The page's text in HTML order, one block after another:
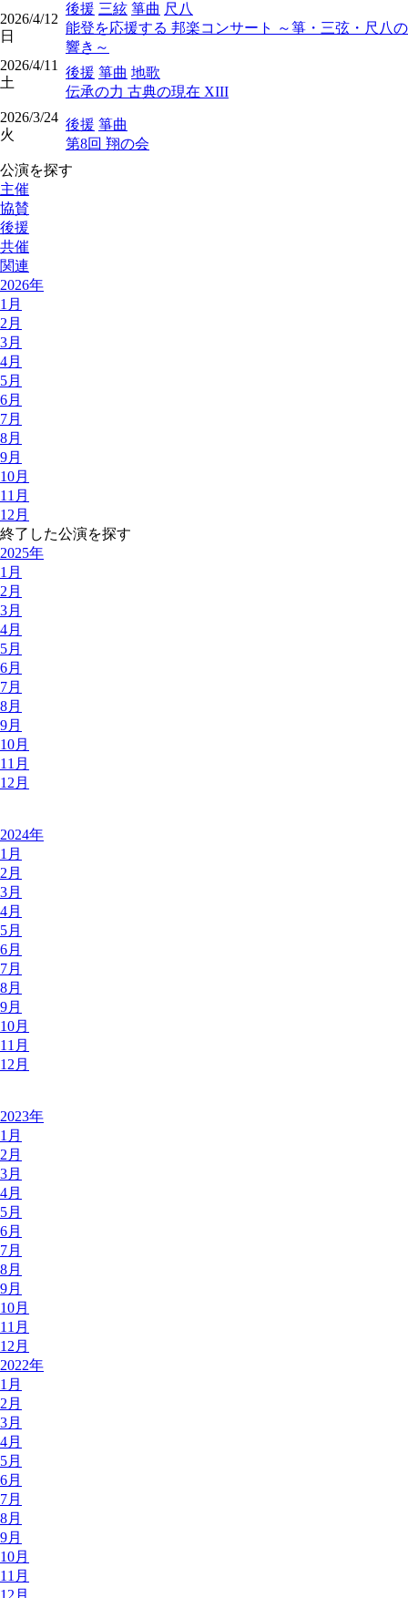
2026/4/12
日
後援 三絃 箏曲 尺八
能登を応援する 邦楽コンサート ～箏・三弦・尺八の
響き～
2026/4/11
土
後援 箏曲 地歌
伝承の力 古典の現在 XIII
2026/3/24
火
後援 箏曲
第8回 翔の会
公演を探す
主催
協賛
後援
共催
関連
2026年
1月
2月
3月
4月
5月
6月
7月
8月
9月
10月
11月
12月
終了した公演を探す
2025年
1月
2月
3月
4月
5月
6月
7月
8月
9月
10月
11月
12月
2024年
1月
2月
3月
4月
5月
6月
7月
8月
9月
10月
11月
12月
2023年
1月
2月
3月
4月
5月
6月
7月
8月
9月
10月
11月
12月
2022年
1月
2月
3月
4月
5月
6月
7月
8月
9月
10月
11月
12月